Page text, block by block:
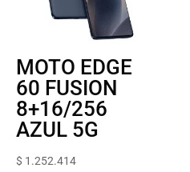
MOTO EDGE
60 FUSION
8+16/256
AZUL 5G
$ 1.252.414